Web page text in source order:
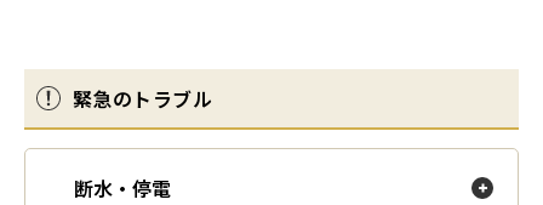
緊急のトラブル
断水・停電